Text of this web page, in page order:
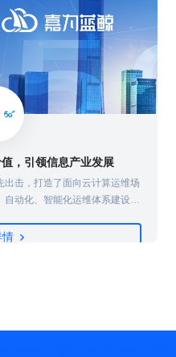
值，引领信息产业发展
击，打造了面向云计算运维场
动化、智能化运维体系建设，
现从传统运维向运维开发的转
情